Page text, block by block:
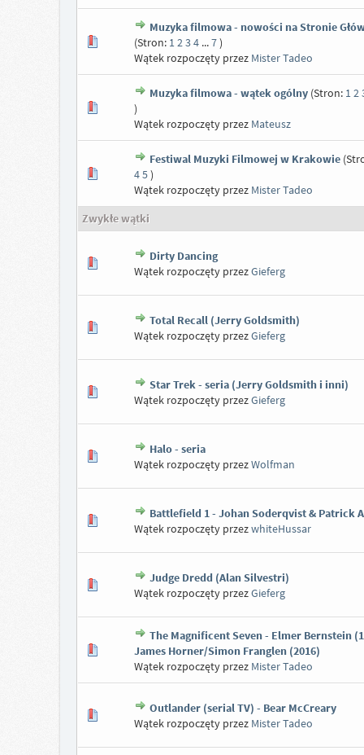
Muzyka filmowa - nowości na Stronie
(Stron: 1234 ...7)
Wątek rozpoczęty przez Mister Tadeo
Muzyka filmowa - wątek ogólny (Stron: 12
)
Wątek rozpoczęty przez Mateusz
Festiwal Muzyki Filmowej w Krakowie
45)
Wątek rozpoczęty przez Mister Tadeo
Zwykłe wątki
Dirty Dancing
Wątek rozpoczęty przezGieferg
Total Recall (Jerry Goldsmith)
Wątek rozpoczęty przezGieferg
Star Trek - seria (Jerry Goldsmith i inni)
Wątek rozpoczęty przezGieferg
Halo - seria
Wątek rozpoczęty przezWolfman
Battlefield 1 - Johan Soderqvist & Patrick
Wątek rozpoczęty przezwhiteHussar
Judge Dredd (Alan Silvestri)
Wątek rozpoczęty przezGieferg
The Magnificent Seven - Elmer Bernstein
James Horner/Simon Franglen (2016)
Wątek rozpoczęty przez Mister Tadeo
Outlander (serial TV) - Bear McCreary
Wątek rozpoczęty przez Mister Tadeo